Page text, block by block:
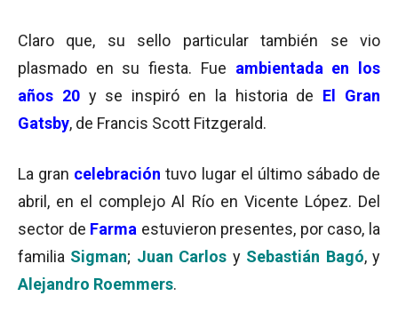
Claro que, su sello particular también se vio
plasmado en su fiesta. Fue ambientada en los
años 20y se inspiró en la historia de El Gran
Gatsby, de Francis Scott Fitzgerald.
La gran celebración tuvo lugar el último sábado de
abril, en el complejo Al Río en Vicente López. Del
sector de Farma estuvieron presentes, por caso, la
familia Sigman; Juan Carlos y Sebastián Bagó, y
Alejandro Roemmers.